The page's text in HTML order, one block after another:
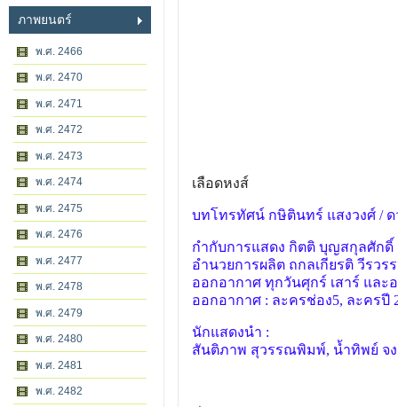
ภาพยนตร์
พ.ศ. 2466
พ.ศ. 2470
พ.ศ. 2471
พ.ศ. 2472
พ.ศ. 2473
พ.ศ. 2474
พ.ศ. 2475
พ.ศ. 2476
พ.ศ. 2477
พ.ศ. 2478
พ.ศ. 2479
พ.ศ. 2480
พ.ศ. 2481
พ.ศ. 2482
เลือดหงส์
บทโทรทัศน์ กษิตินทร์ แสงวงศ์ / ด
กำกับการแสดง กิตติ บุญสกุลศักดิ์
อำนวยการผลิต ถกลเกียรติ วีรวร
ออกอากาศ ทุกวันศุกร์ เสาร์ และอ
ออกอากาศ : ละครช่อง5, ละครปี
นักแสดงนำ :
สันติภาพ สุวรรณพิมพ์, น้ำทิพย์ จ